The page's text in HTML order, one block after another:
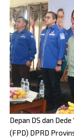
Depan DS dan
(FPD) DPRD